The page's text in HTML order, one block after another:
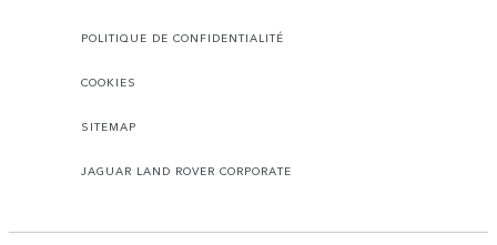
POLITIQUE DE CONFIDENTIALITÉ
COOKIES
SITEMAP
JAGUAR LAND ROVER CORPORATE